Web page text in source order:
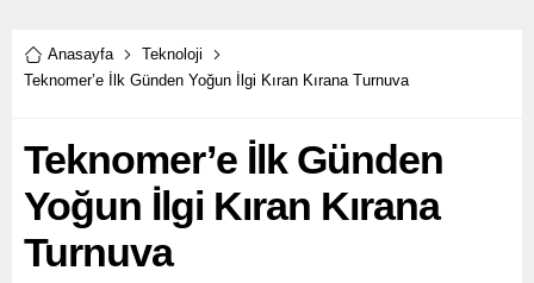
kolaylaştırmaya devam
ediyor.
Anasayfa
Teknoloji
Teknomer’e İlk Günden Yoğun İlgi Kıran Kırana Turnuva
Teknomer’e İlk Günden
Yoğun İlgi Kıran Kırana
Turnuva